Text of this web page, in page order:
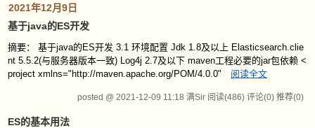
2021年12月9日
基于java的ES开发
摘要： 基于java的ES开发 3.1 环境配置 Jdk 1.8及以上 Elasticsearch.clie
nt 5.5.2(与服务器版本一致) Log4j 2.7及以下 maven工程必要的jar包依赖 <
project xmlns="http://maven.apache.org/POM/4.0.0"
阅读全文
posted @ 2021-12-09 11:18 满Sir 阅读(486) 评论(0) 推荐(0)
ES的基本用法